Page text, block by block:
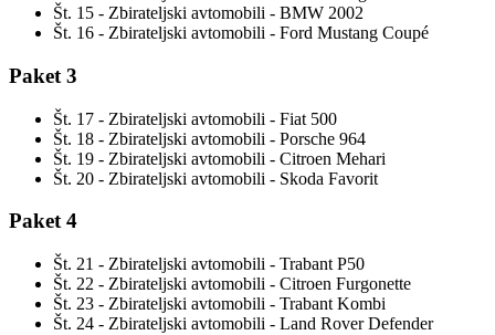
Št. 15 - Zbirateljski avtomobili - BMW 2002
Št. 16 - Zbirateljski avtomobili - Ford Mustang Coupé
Paket 3
Št. 17 - Zbirateljski avtomobili - Fiat 500
Št. 18 - Zbirateljski avtomobili - Porsche 964
Št. 19 - Zbirateljski avtomobili - Citroen Mehari
Št. 20 - Zbirateljski avtomobili - Skoda Favorit
Paket 4
Št. 21 - Zbirateljski avtomobili - Trabant P50
Št. 22 - Zbirateljski avtomobili - Citroen Furgonette
Št. 23 - Zbirateljski avtomobili - Trabant Kombi
Št. 24 - Zbirateljski avtomobili - Land Rover Defender